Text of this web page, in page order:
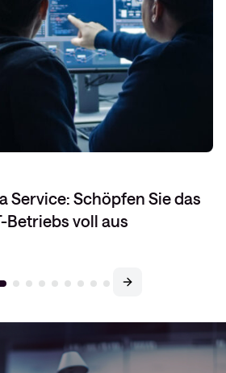
Service: Schöpfen Sie das
Betriebs voll aus